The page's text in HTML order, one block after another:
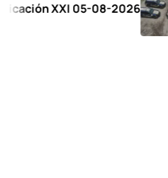
XXI 05-08-2026